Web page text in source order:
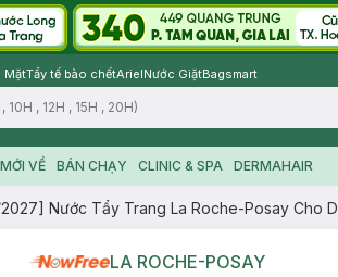
MặtTẩy tế bào chếtArielNước GiặtBagsmart
VỀ BÁN CHẠY CLINIC & SPA DERMAHAIR
Nước Tẩy Trang La Roche-Posay Cho
LA ROCHE-POSAY